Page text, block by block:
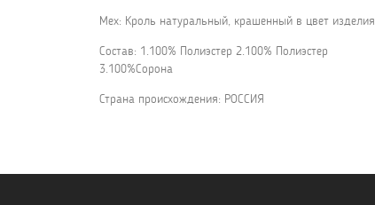
Мех: Кроль натуральный, крашенный в цвет изделия
Состав: 1.100% Полиэстер 2.100% Полиэстер
3.100%Сорона
Страна происхождения: РОССИЯ